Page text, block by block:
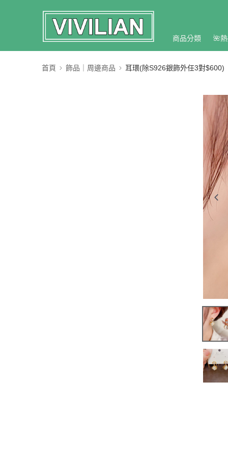
商品分類 🌺
首頁 飾品｜周邊商品 耳環(除S926銀飾外任3對$600)